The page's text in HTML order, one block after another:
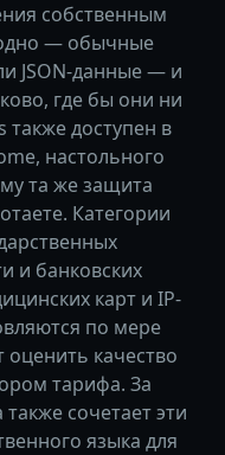
собственным
— обычные
JSON-данные — и
где бы они ни
также доступен в
настольного
та же защита
Категории
и банковских
карт и IP-
по мере
оценить качество
тарифа. За
сочетает эти
языка для